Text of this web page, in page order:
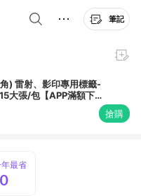
筆記
) 雷射、影印專用標籤-
大張/包【APP滿額下單
搶購
最省